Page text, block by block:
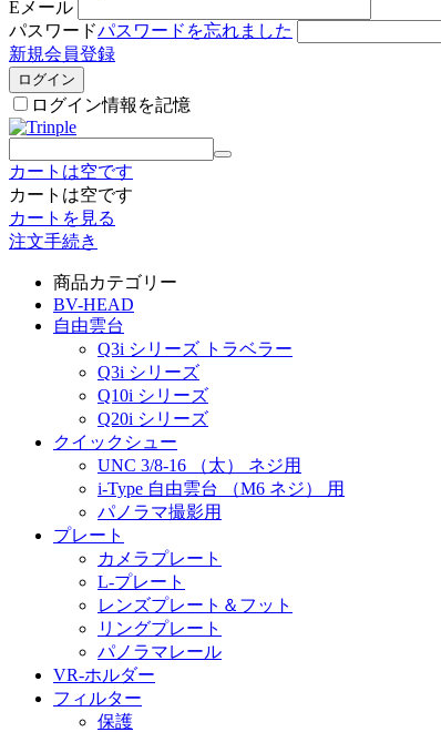
Eメール
パスワードパスワードを忘れました
新規会員登録
ログイン
ログイン情報を記憶
カートは空です
カートは空です
カートを見る
注文手続き
商品カテゴリー
BV-HEAD
自由雲台
Q3i シリーズ トラベラー
Q3i シリーズ
Q10i シリーズ
Q20i シリーズ
クイックシュー
UNC 3/8-16 （太） ネジ用
i-Type 自由雲台 （M6 ネジ） 用
パノラマ撮影用
プレート
カメラプレート
L-プレート
レンズプレート＆フット
リングプレート
パノラマレール
VR-ホルダー
フィルター
保護